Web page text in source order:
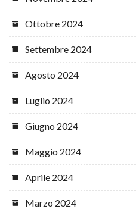
Ottobre 2024
Settembre 2024
Agosto 2024
Luglio 2024
Giugno 2024
Maggio 2024
Aprile 2024
Marzo 2024